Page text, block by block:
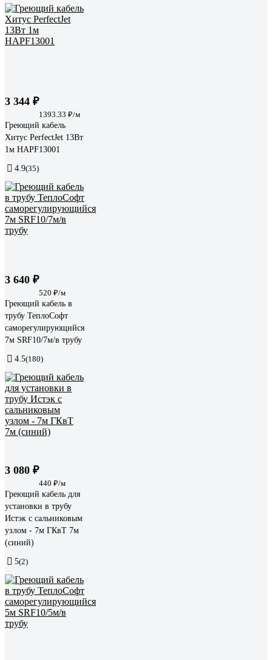
3 344 ₽
1393.33 ₽/м
Греющий кабель
Хитус PerfectJet 13Вт
1м HAPF13001
4.9(35)
3 640 ₽
520 ₽/м
Греющий кабель в
трубу ТеплоСофт
саморегулирующийся
7м SRF10/7м/в трубу
4.5(180)
3 080 ₽
440 ₽/м
Греющий кабель для
установки в трубу
Истэк с сальниковым
узлом - 7м ГКвТ 7м
(синий)
5(2)